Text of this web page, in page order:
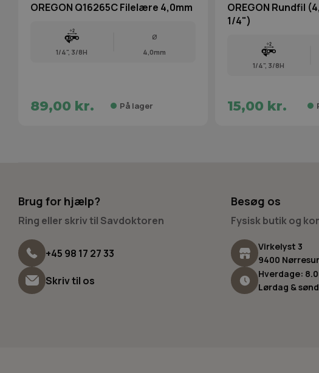
OREGON Q16265C Filelære 4,0mm
1/4", 3/8H
Ø
4,0mm
89,00 kr. På lager
OREGON Rundfil
1/4")
1/4", 3/8H
15,00 kr.
Brug for hjælp?
Ring eller skriv til Savdoktoren
+45 98 17 27 33
Skriv til os
Besøg os
Fysisk butik og
Virkelyst 3
9400
Hverdage:
Lørdag &